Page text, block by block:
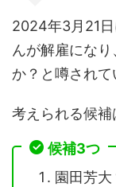
2024年3月21
んが解雇にな
か？と噂されて
考えられる候補
候補3つ
園田芳大